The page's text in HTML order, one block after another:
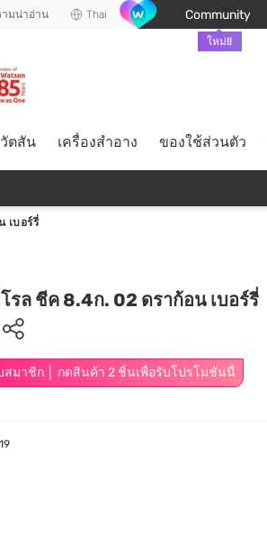
มน่าอ่าน Thai Community
ใหม่!!
ตสัน เครื่องสำอาง ของใช้ส่วนตัว
เบอร์รี่
รล ชีค 8.4ก. 02 ดราก้อน เบอร์รี่
สมาชิก │ กดสินค้า 2 ชิ้นเพื่อรับโปรโมชันนี้